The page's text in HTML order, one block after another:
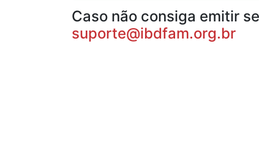
Caso não consiga emitir
suporte@ibdfam.org.br